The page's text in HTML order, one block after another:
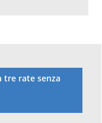
tre rate senza